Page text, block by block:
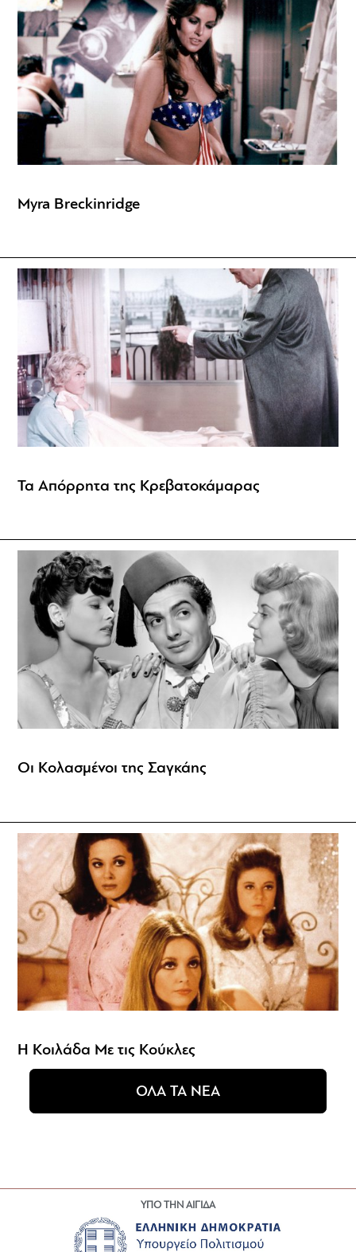
Myra Breckinridge
Τα Απόρρητα της Κρεβατοκάμαρας
Οι Κολασμένοι της Σαγκάης
Η Κοιλάδα Με τις Κούκλες
ΟΛΑ ΤΑ ΝΕΑ
ΥΠΟ ΤΗΝ ΑΙΓΙΔΑ